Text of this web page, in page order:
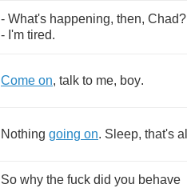
- What's happening, then, Chad?
- I'm tired.
Come on, talk to me, boy.
Nothing going on. Sleep, that's all
So why the fuck did you behave